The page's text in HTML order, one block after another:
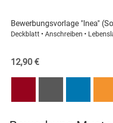
Bewerbungsvorlage "Inea"
Deckblatt • Anschreiben •
12,90 €